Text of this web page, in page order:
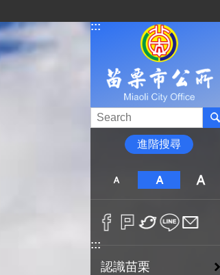
:::
進階搜尋
:::
認識苗栗